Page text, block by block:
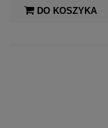
DO KOSZYKA